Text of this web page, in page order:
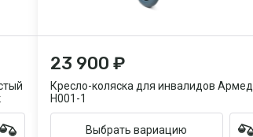
23 900 ₽
Кресло-коляска для инвалидов Армед
H001-1
Выбрать вариацию